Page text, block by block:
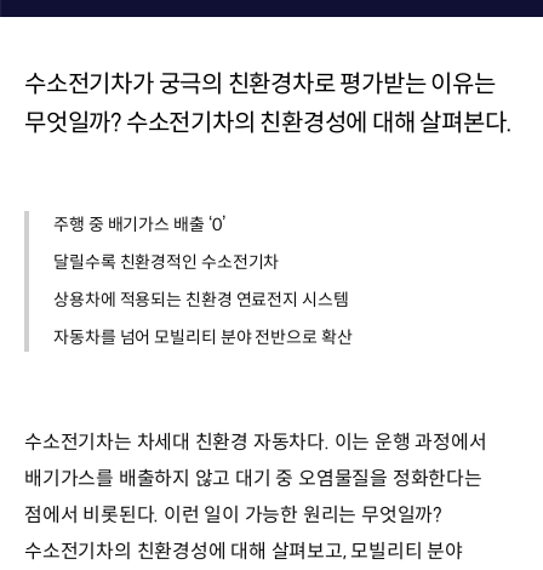
열림)
수소전기차가 궁극의 친환경차로 평가받는 이유는
무엇일까? 수소전기차의 친환경성에 대해 살펴본다.
주행 중 배기가스 배출 ‘0’
달릴수록 친환경적인 수소전기차
상용차에 적용되는 친환경 연료전지 시스템
자동차를 넘어 모빌리티 분야 전반으로 확산
수소전기차는 차세대 친환경 자동차다. 이는 운행 과정에서
배기가스를 배출하지 않고 대기 중 오염물질을 정화한다는
점에서 비롯된다. 이런 일이 가능한 원리는 무엇일까?
수소전기차의 친환경성에 대해 살펴보고, 모빌리티 분야